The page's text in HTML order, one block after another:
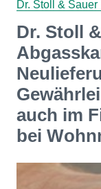
Dr. Stoll &
Dr. Stoll
auch im
bei